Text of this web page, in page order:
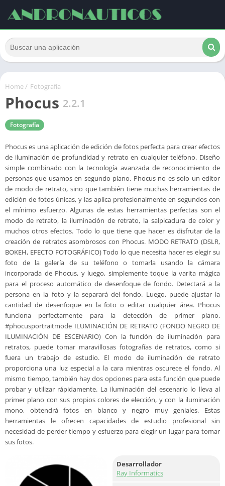
Home/ Fotografía
Phocus 2.2.1
Fotografía
Phocus es una aplicación de edición de fotos perfecta para crear efectos
de iluminación de profundidad y retrato en cualquier teléfono. Diseño
simple combinado con la tecnología avanzada de reconocimiento de
personas que usamos en segundo plano. Phocus no es solo un editor
de modo de retrato, sino que también tiene muchas herramientas de
edición de fotos únicas, y las aplica profesionalmente en segundos con
el mínimo esfuerzo. Algunas de estas herramientas perfectas son el
modo de retrato, la iluminación de retrato, la salpicadura de color y
muchos otros efectos. Todo lo que tiene que hacer es disfrutar de la
creación de retratos asombrosos con Phocus. MODO RETRATO (DSLR,
BOKEH, EFECTO FOTOGRÁFICO) Todo lo que necesita hacer es elegir su
foto de la galería de su teléfono o tomarla usando la cámara
incorporada de Phocus, y luego, simplemente toque la varita mágica
para el proceso automático de desenfoque de fondo. Detectará a la
persona en la foto y la separará del fondo. Luego, puede ajustar la
cantidad de desenfoque en la foto o editar cualquier área. Phocus
funciona perfectamente para la detección de primer plano.
#phocusportraitmode ILUMINACIÓN DE RETRATO (FONDO NEGRO DE
ILUMINACIÓN DE ESCENARIO) Con la función de iluminación para
retratos, puede tomar maravillosas fotografías de retratos, como si
fuera un trabajo de estudio. El modo de iluminación de retrato
proporciona una luz especial a la cara mientras oscurece el fondo. Al
mismo tiempo, también hay dos opciones para esta función que puede
probar y utilizar rápidamente. La iluminación del escenario lo lleva al
primer plano con sus propios colores de elección, y con la iluminación
mono, obtendrá fotos en blanco y negro muy geniales. Estas
herramientas le ofrecen capacidades de estudio profesional sin
necesidad de perder tiempo y esfuerzo para elegir un lugar para tomar
sus fotos.
Desarrollador
Ray Informatics